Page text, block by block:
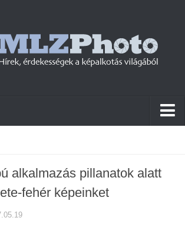
alkalmazás pillanatok alatt
fehér képeinket